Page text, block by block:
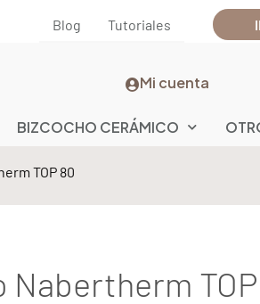
Blog Tutoriales
Mi cuenta
BIZCOCHO CERÁMICO
TOP 80